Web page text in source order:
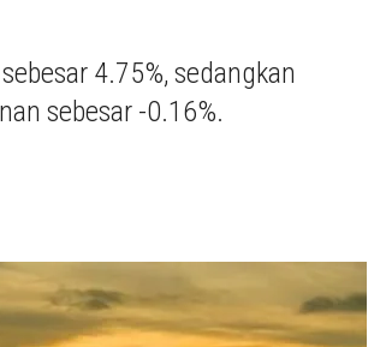
4.75%, sedangkan
sebesar -0.16%.